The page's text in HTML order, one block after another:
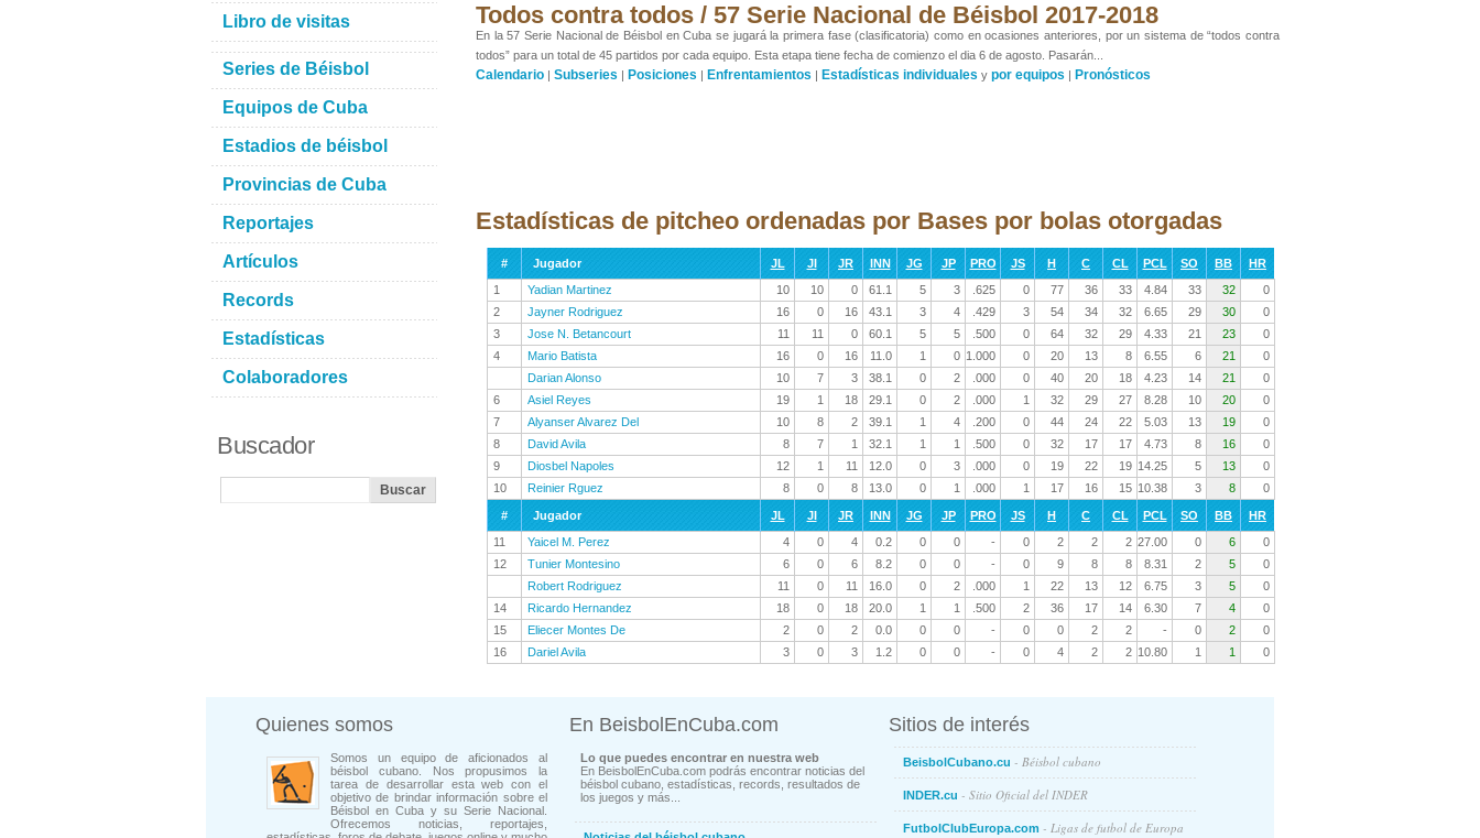
Todos contra todos / 57 Serie Nacional de Béisbol 2017-2018
En la 57 Serie Nacional de Béisbol en Cuba se jugará la primera fase (clasificatoria) como en ocasiones anteriores, por un sistema de “todos contra
todos” para un total de 45 partidos por cada equipo. Esta etapa tiene fecha de comienzo el dia 6 de agosto. Pasarán...
Calendario | Subseries | Posiciones | Enfrentamientos | Estadísticas individuales y por equipos | Pronósticos
Estadísticas de pitcheo ordenadas por Bases por bolas otorgadas
# Jugador JL JI JR INN JG JP PRO JS H C CL PCL SO BB
HR
1
Yadian Martinez 10 10 0 61.1 5 3 .625 0 77 36 33 4.84 33 32
0
2
Jayner Rodriguez 16 0 16 43.1 3 4 .429 3 54 34 32 6.65 29 30
0
3
Jose N. Betancourt 11 11 0 60.1 5 5 .500 0 64 32 29 4.33 21 23
0
4
Mario Batista 16 0 16 11.0 1 0 1.000 0 20 13 8 6.55 6 21
0
Darian Alonso
10 7 3 38.1 0 2 .000 0 40 20 18 4.23 14 21
0
6
Asiel Reyes 19 1 18 29.1 0 2 .000 1 32 29 27 8.28 10 20
0
7
Alyanser Alvarez Del 10 8 2 39.1 1 4 .200 0 44 24 22 5.03 13 19
0
8
David Avila 8 7 1 32.1 1 1 .500 0 32 17 17 4.73 8 16
0
9
Diosbel Napoles 12 1 11 12.0 0 3 .000 0 19 22 19 14.25 5 13
0
10
Reinier Rguez 8 0 8 13.0 0 1 .000 1 17 16 15 10.38 3 8 0
# Jugador JL JI JR INN JG JP PRO JS H C CL PCL SO BB
HR
11
Yaicel M. Perez 4 0 4 0.2 0 0 - 0 2 2 2 27.00 0 6
0
12
Tunier Montesino 6 0 6 8.2 0 0 - 0 9 8 8 8.31 2 5
0
Robert Rodriguez
11 0 11 16.0 0 2 .000 1 22 13 12 6.75 3 5
0
14
Ricardo Hernandez 18 0 18 20.0 1 1 .500 2 36 17 14 6.30 7 4
0
15
Eliecer Montes De 2 0 2 0.0 0 0 - 0 0 2 2 - 0 2
0
16
Dariel Avila 3 0 3 1.2 0 0 - 0 4 2 2 10.80 1 1 0
Libro de visitas
Series de Béisbol
Equipos de Cuba
Estadios de béisbol
Provincias de Cuba
Reportajes
Artículos
Records
Estadísticas
Colaboradores
Buscador
Quienes somos
Somos un equipo de aficionados al
béisbol cubano. Nos propusimos la
tarea de desarrollar esta web con el
objetivo de brindar información sobre el
Béisbol en Cuba y su Serie Nacional.
Ofrecemos noticias, reportajes,
En BeisbolEnCuba.com
Lo que puedes encontrar en nuestra web
En BeisbolEnCuba.com podrás encontrar noticias del
béisbol cubano, estadísticas, records, resultados de
los juegos y más...
Sitios de interés
BeisbolCubano.cu - Béisbol cubano
INDER.cu - Sitio Oficial del INDER
FutbolClubEuropa.com - Ligas de futbol de Europa